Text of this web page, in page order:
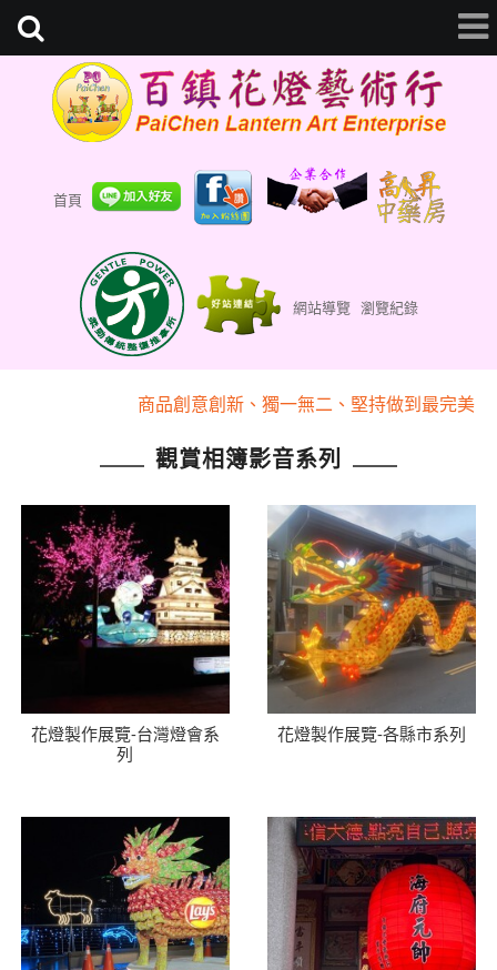
首頁
網站導覽 瀏覽紀錄
『百鎮花燈藝術行』專業為您客製化
商品創意創新、獨一無二、堅持做到最完美
商品創意創新、獨一無二、堅持做到最完美
觀賞相簿影音系列
花燈製作展覽-台灣燈會系
列
花燈製作展覽-各縣市系列